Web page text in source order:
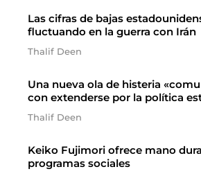
Las cifras de bajas
fluctuando en la guerra con Irán
Thalif Deen
Una nueva ola de histeria
con extenderse por la política
Thalif Deen
Keiko Fujimori ofrece mano
programas sociales